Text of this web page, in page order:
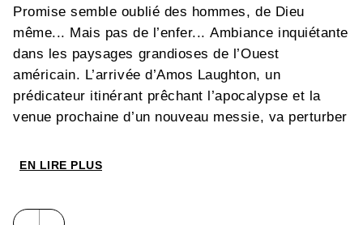
Promise semble oublié des hommes, de Dieu
même... Mais pas de l’enfer... Ambiance inquiétante
dans les paysages grandioses de l’Ouest
américain. L’arrivée d’Amos Laughton, un
prédicateur itinérant prêchant l’apocalypse et la
venue prochaine d’un nouveau messie, va perturber
rapidement sous l’emprise de ce prophète de la fin
EN LIRE PLUS